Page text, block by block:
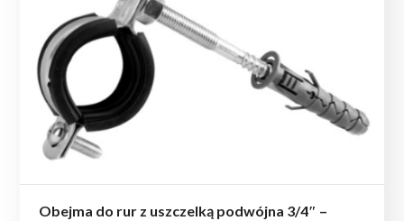
Obejma do rur z uszczelką podwójna 3/4″ –